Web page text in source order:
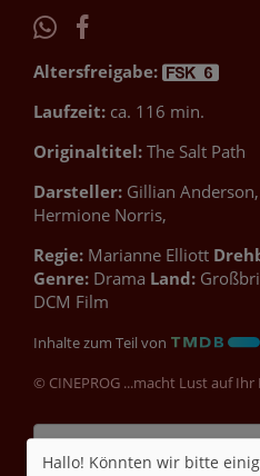
Altersfreigabe:
Laufzeit: ca. 116 min.
Originaltitel: The Salt Path
Darsteller: Gillian Anderson,
Hermione Norris,
Regie: Marianne Elliott
Genre: Drama Land:
DCM Film
Inhalte zum Teil von
© CINEPROG ...macht Lust auf Ihr
bereitgestellte
Hallo! Könnten wir bitte